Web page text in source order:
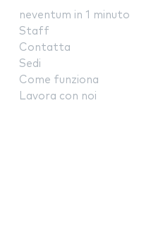
neventum in 1 minuto
Staff
Contatta
Sedi
Come funziona
Lavora con noi